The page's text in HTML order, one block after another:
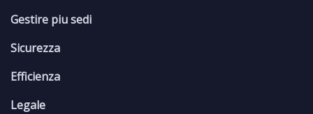
Gestire piu sedi
Sicurezza
Efficienza
Legale